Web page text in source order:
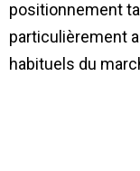
positionnement
particulièrement
habituels du